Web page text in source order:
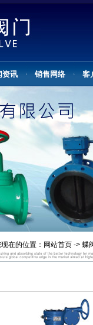
资讯 销售网络 客
在的位置： 网站首页 -> 蝶